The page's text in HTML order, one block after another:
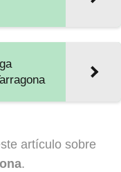
artículo sobre
.